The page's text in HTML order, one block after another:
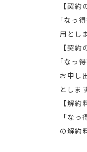
【契約
｢なっ
用とし
【契約
｢なっ
お申し
としま
【解約
「な
の解約